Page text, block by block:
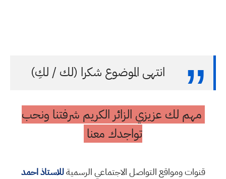
انتهى الموضوع شكرا (لك / لكِ)
مهم لك عزيزي الزائر الكريم شرفتنا ونحب
تواجدك معنا
قنوات ومواقع التواصل الاجتماعي الرسميةللاستاذ احمد